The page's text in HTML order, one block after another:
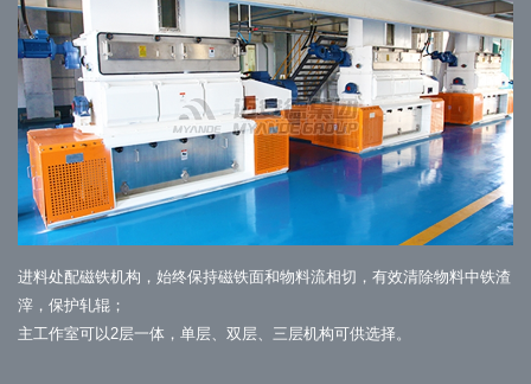
进料处配磁铁机构，始终保持磁铁面和物料流相切，有效清除物料中铁渣
滓，保护轧辊；
主工作室可以2层一体，单层、双层、三层机构可供选择。